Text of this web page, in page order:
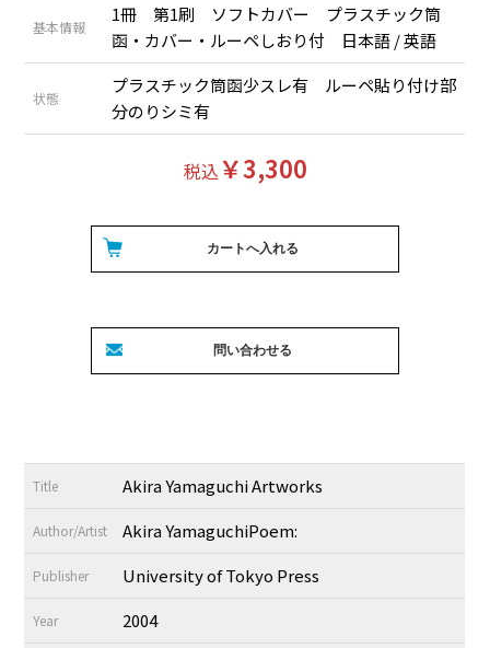
基本情報
1冊 第1刷 ソフトカバー プラスチック筒
函・カバー・ルーペしおり付 日本語 / 英語
状態
プラスチック筒函少スレ有 ルーペ貼り付け部
分のりシミ有
税込￥3,300
Title Akira Yamaguchi Artworks
Author/Artist Akira YamaguchiPoem:
Publisher University of Tokyo Press
Year 2004